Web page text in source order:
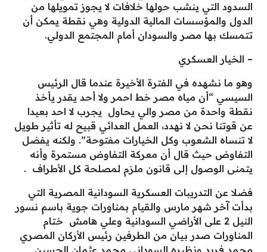
السدود التي ينشب حولها خلافات لا يجوز تمويلها من
الدول والمؤسسات المالية الدولية وهي نقطة يمكن أن
تتمسك بها مصر والسودان أمام المجتمع الدولي.
– الخيار العسكري
وهو ما نشهده في الفترة الأخيرة عندما قال الرئيس
السيسي “أن مياه مصر خط احمر ولا أحد يقدر يأخذ
نقطة واحدة من مصر والي يحاول يجرب لا احد بعيدا
عن قوتنا نحن لا نهدد، العمل العدائي قبيح له تأثير طويل
لا تنساه الشعوب وكل الخيارات مفتوحة”. ولكنه يفضل
التفاوض حيث قال أن معركة التفاوض مستمرة وأنه
يتمنى الوصول إلى قانون ملزم لمصلحة كل الأطراف .
فضلا عن التدريبات العسكرية السودانية المصرية التي
بدأت آخر شهر مارس والقيام بمناورات جوية باسم نسور
النيل 2 على الأراضي السودانية وعلي هامش ختام
المناورات صدر بيان من الطرفين رئيس الأركان المصري